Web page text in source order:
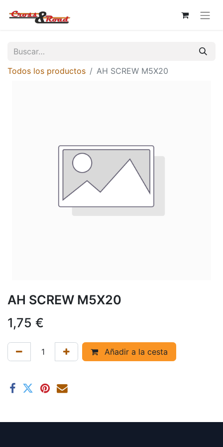
Todos los productos AH SCREW M5X20
AH SCREW M5X20
1,75 €
Añadir a la cesta